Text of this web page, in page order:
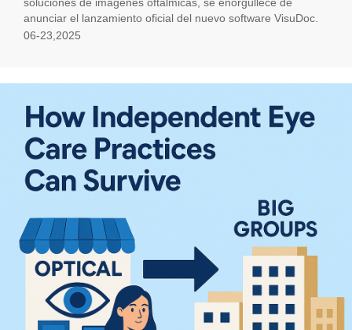
soluciones de imágenes oftálmicas, se enorgullece de
anunciar el lanzamiento oficial del nuevo software VisuDoc.
06-23,2025